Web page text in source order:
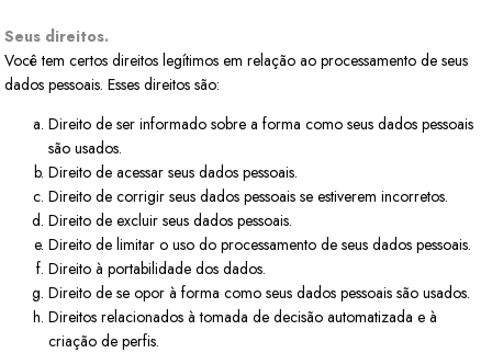
Seus direitos.
Você tem certos direitos legítimos em relação ao processamento de seus
dados pessoais. Esses direitos são:
Direito de ser informado sobre a forma como seus dados pessoais
são usados.
Direito de acessar seus dados pessoais.
Direito de corrigir seus dados pessoais se estiverem incorretos.
Direito de excluir seus dados pessoais.
Direito de limitar o uso do processamento de seus dados pessoais.
Direito à portabilidade dos dados.
Direito de se opor à forma como seus dados pessoais são usados.
Direitos relacionados à tomada de decisão automatizada e à
criação de perfis.